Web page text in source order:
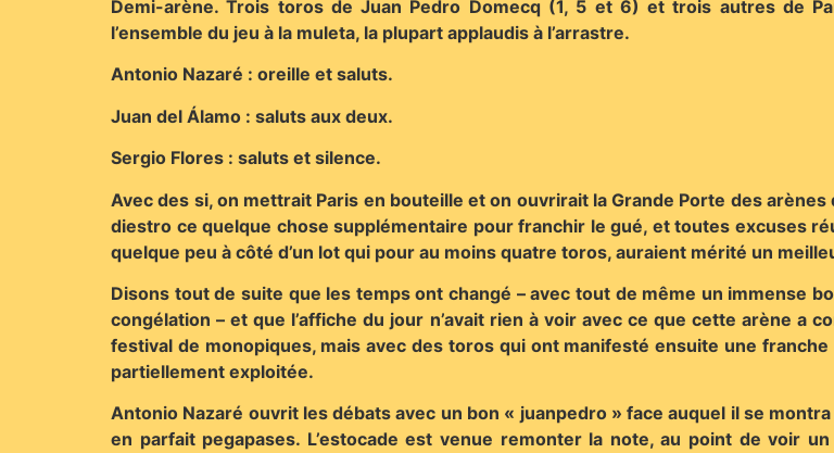
Demi-arène. Trois toros de Juan Pedro Domecq (1, 5 et 6) et trois autres de
l’ensemble du jeu à la muleta, la plupart applaudis à l’arrastre.
Antonio Nazaré : oreille et saluts.
Juan del Álamo : saluts aux deux.
Sergio Flores : saluts et silence.
Avec des si, on mettrait Paris en bouteille et on ouvrirait la Grande Porte des
diestro ce quelque chose supplémentaire pour franchir le gué, et toutes excuses
quelque peu à côté d’un lot qui pour au moins quatre toros, auraient mérité un
Disons tout de suite que les temps ont changé – avec tout de même un immense
congélation – et que l’affiche du jour n’avait rien à voir avec ce que cette arène a
festival de monopiques, mais avec des toros qui ont manifesté ensuite une
partiellement exploitée.
Antonio Nazaré ouvrit les débats avec un bon « juanpedro » face auquel il se
en parfait pegapases. L’estocade est venue remonter la note, au point de voir